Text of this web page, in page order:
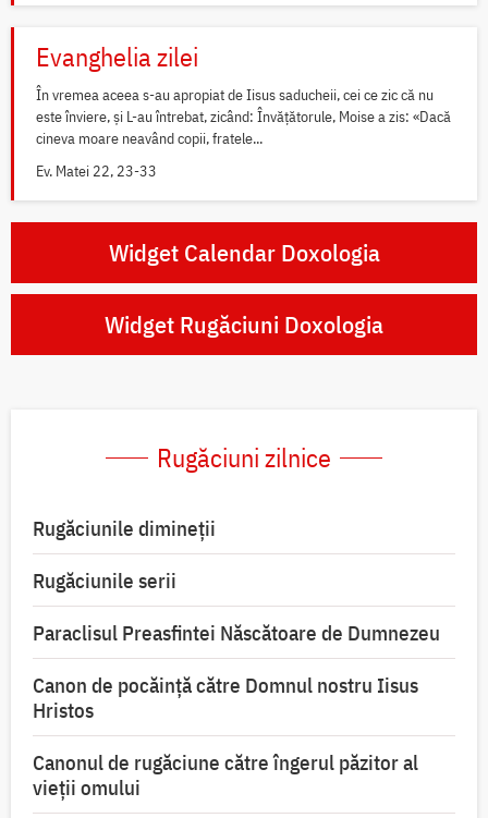
Evanghelia zilei
În vremea aceea s-au apropiat de Iisus saducheii, cei ce zic că nu
este înviere, și L-au întrebat, zicând: Învățătorule, Moise a zis: «Dacă
cineva moare neavând copii, fratele...
Ev. Matei 22, 23-33
Widget Calendar Doxologia
Widget Rugăciuni Doxologia
Rugăciuni zilnice
Rugăciunile dimineții
Rugăciunile serii
Paraclisul Preasfintei Născătoare de Dumnezeu
Canon de pocăință către Domnul nostru Iisus
Hristos
Canonul de rugăciune către îngerul păzitor al
vieții omului